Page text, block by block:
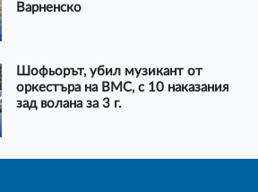
Варненско
Шофьорът, убил музикант от
оркестъра на ВМС, с 10 наказания
зад волана за 3 г.